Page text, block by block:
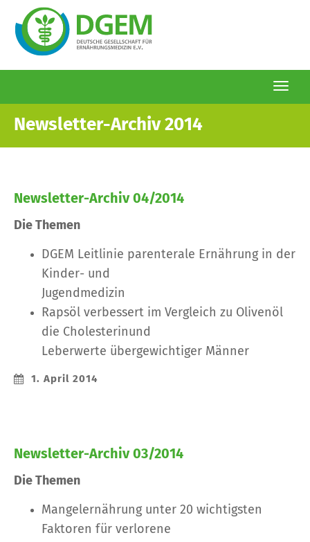
zumNewsletter-Archiv 2014
Newsletter-Archiv 04/2014
Die Themen
DGEM Leitlinie parenterale Ernährung in der
Kinder- und
Jugendmedizin
Rapsöl verbessert im Vergleich zu Olivenöl
die Cholesterinund
Leberwerte übergewichtiger Männer
1. April 2014
Newsletter-Archiv 03/2014
Die Themen
Mangelernährung unter 20 wichtigsten
Faktoren für verlorene